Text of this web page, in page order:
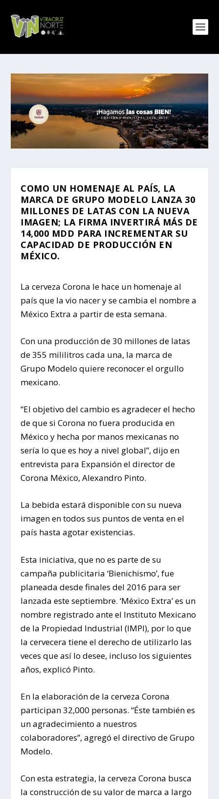
COMO UN HOMENAJE AL PAÍS, LA
MARCA DE GRUPO MODELO LANZA 30
MILLONES DE LATAS CON LA NUEVA
IMAGEN; LA FIRMA INVERTIRÁ MÁS DE
14,000 MDD PARA INCREMENTAR SU
CAPACIDAD DE PRODUCCIÓN EN
MÉXICO.
La cerveza Corona le hace un homenaje al
país que la vio nacer y se cambia el nombre a
México Extra a partir de esta semana.
Con una producción de 30 millones de latas
de 355 mililitros cada una, la marca de
Grupo Modelo quiere reconocer el orgullo
mexicano.
“El objetivo del cambio es agradecer el hecho
de que si Corona no fuera producida en
México y hecha por manos mexicanas no
sería lo que es hoy a nivel global”, dijo en
entrevista para Expansión el director de
Corona México, Alexandro Pinto.
La bebida estará disponible con su nueva
imagen en todos sus puntos de venta en el
país hasta agotar existencias.
Esta iniciativa, que no es parte de su
campaña publicitaria ‘Bienichismo’, fue
planeada desde finales del 2016 para ser
lanzada este septiembre. ‘México Extra’ es un
nombre registrado ante el Instituto Mexicano
de la Propiedad Industrial (IMPI), por lo que
la cervecera tiene el derecho de utilizarlo las
veces que así lo desee, incluso los siguientes
años, explicó Pinto.
En la elaboración de la cerveza Corona
participan 32,000 personas. “Éste también es
un agradecimiento a nuestros
colaboradores”, agregó el directivo de Grupo
Modelo.
Con esta estrategia, la cerveza Corona busca
la construcción de su valor de marca a largo